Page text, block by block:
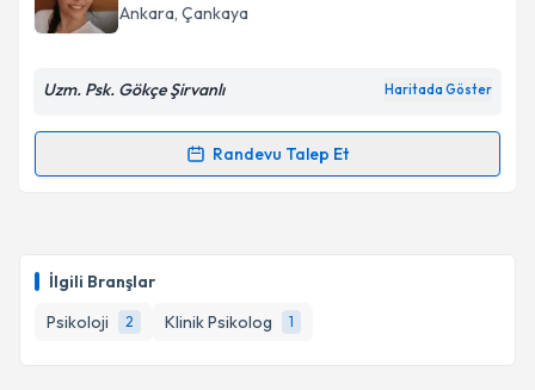
İlgili Branşlar
Psikoloji
2 Klinik Psikolog 1
Ankara, Çankaya
Uzm. Psk. Gökçe Şirvanlı Haritada Göster
Randevu Talep Et
Randevu Takvimi Talebi
için bir takvim hazırlandığında e-posta ile
bilgilendireceğiz.
E-posta Adresiniz